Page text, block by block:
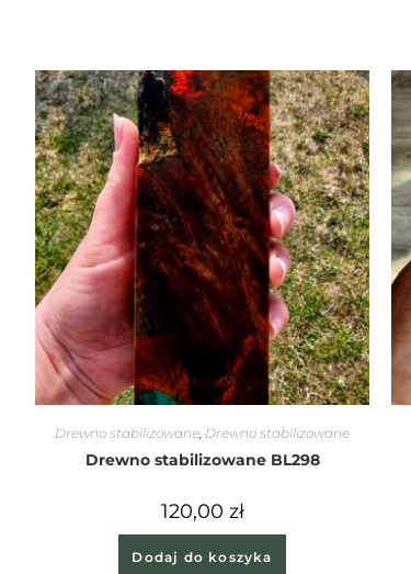
Drewno stabilizowane, Drewno stabilizowane
Drewno stabilizowane BL298
120,00 zł
Dodaj do koszyka